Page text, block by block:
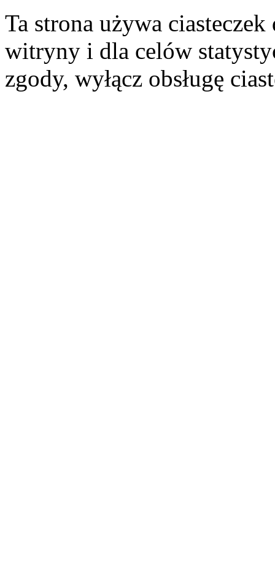
Ta strona używa
witryny i dla celów
zgody, wyłącz obsługę